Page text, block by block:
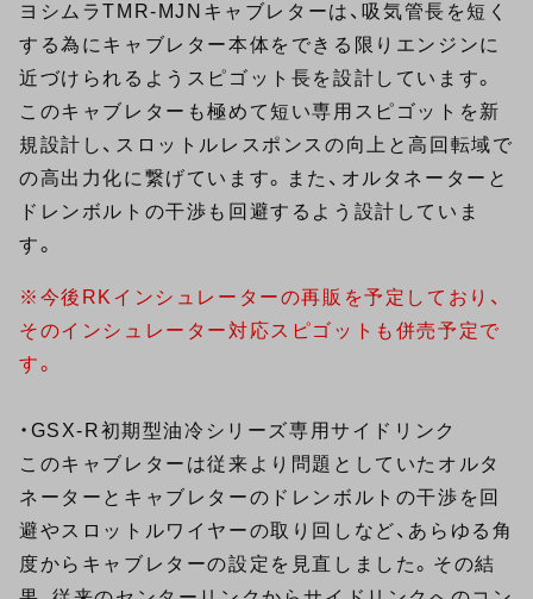
ヨシムラTMR-MJNキャブレターは、吸気管長を短く
する為にキャブレター本体をできる限りエンジンに
近づけられるようスピゴット長を設計しています。
このキャブレターも極めて短い専用スピゴットを新
規設計し、スロットルレスポンスの向上と高回転域で
の高出力化に繋げています。また、オルタネーターと
ドレンボルトの干渉も回避するよう設計していま
す。
※今後RKインシュレーターの再販を予定しており、
そのインシュレーター対応スピゴットも併売予定で
す。
・GSX-R初期型油冷シリーズ専用サイドリンク
このキャブレターは従来より問題としていたオルタ
ネーターとキャブレターのドレンボルトの干渉を回
避やスロットルワイヤーの取り回しなど、あらゆる角
度からキャブレターの設定を見直しました。その結